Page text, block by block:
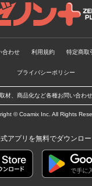
ゼノ
合わせ 利用規約 特定商取
プライバシーポリシー
取材、商品化など各種お問い合わせ
©Coamix Inc. All Rights
アプリを無料でダウンロ